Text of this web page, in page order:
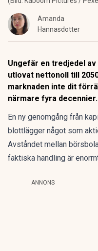
Amanda
Hannasdotter
Ungefär en tredjedel
utlovat nettonoll till
marknaden inte dit
närmare fyra decennier.
En ny genomgång från
blottlägger något som
Avståndet mellan
faktiska handling är
ANNONS